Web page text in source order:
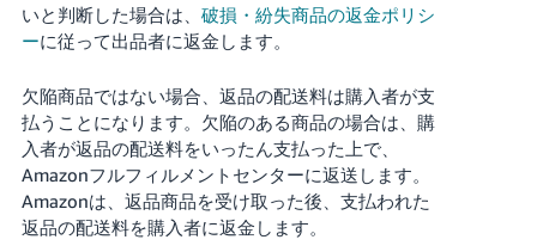
いと判断した場合は、 破損・紛失商品の返金ポリシ
ーに従って出品者に返金します。
欠陥商品ではない場合、返品の配送料は購入者が支
払うことになります。欠陥のある商品の場合は、購
入者が返品の配送料をいったん支払った上で、
Amazonフルフィルメントセンターに返送します。
Amazonは、返品商品を受け取った後、支払われた
返品の配送料を購入者に返金します。